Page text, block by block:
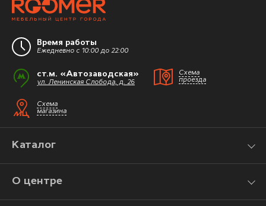
Время работы
Ежедневно с 10:00 до 22:00
ст.м. «Автозаводская»
ул. Ленинская Слобода, д. 26
Схема
проезда
Схема
магазина
Каталог
О центре